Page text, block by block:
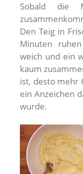
Sobald die
Den Teig in
Minuten
weich und ein
kaum
ist, desto mehr
ein Anzeichen
wurde.